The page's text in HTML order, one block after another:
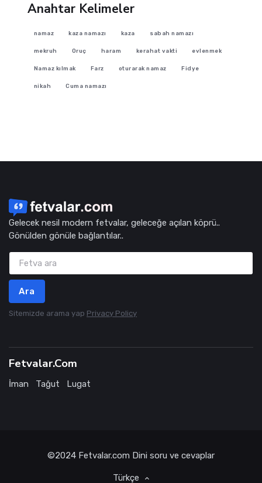
Anahtar Kelimeler
namaz kaza namazı kaza sabah namazı
mekruh Oruç haram kerahat vakti evlenmek
Namaz kılmak Farz oturarak namaz Fidye
nikah Cuma namazı
Gelecek nesil modern fetvalar, geleceğe açılan köprü..
Gönülden gönüle bağlantılar..
Ara
Sitemizde arama yap Privacy Policy
Fetvalar.Com
İman Tağut Lugat
©2024 Fetvalar.com Dini soru ve cevaplar
Türkçe